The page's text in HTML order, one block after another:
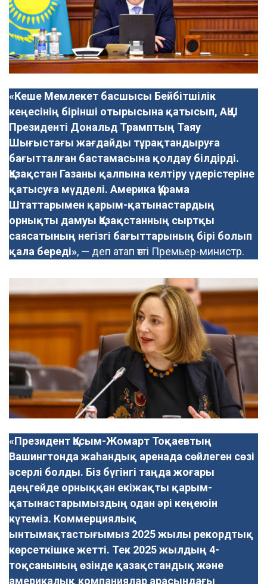
«Кеше Мемлекет басшысы Бейбітшілік
кеңесінің бірінші отырысына қатысып, АҚШ
Президенті Дональд Трамптың Таяу
Шығыстағы жағдайды тұрақтандыруға
бағытталған бастамасына қолдау білдірді.
Қазақстан Газаны қалпына келтіру үдерістеріне
қатысуға мүдделі. Америка Құрама
Штаттарымен қарым-қатынастардың
орнықты дамуы Қазақстанның сыртқы
саясатының негізгі бағыттарының бірі болып
қала береді», — деп атап өтті Премьер-министр.
«Президент Қасым-Жомарт Тоқаевтың
Вашингтонда жаһандық аренада сөйлеген сөзі
әсерлі болды. Біз бүгінгі таңда жоғары
деңгейде орныққан екіжақты қарым-
қатынастарымыздың одан әрі кеңеюін
күтеміз. Коммерциялық
ынтымақтастығымыз 2025 жылы рекордтық
көрсеткішке жетті. Тек 2025 жылдың 4-
тоқсанының өзінде қазақстандық және
америкалық компаниялар арасындағы